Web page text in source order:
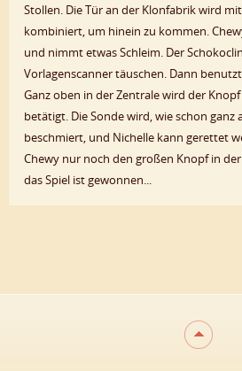
Stollen. Die Tür an der Klonfabrik wird
kombiniert, um hinein zu kommen.
und nimmt etwas Schleim. Der
Vorlagenscanner täuschen. Dann
Ganz oben in der Zentrale wird der
betätigt. Die Sonde wird, wie schon ganz
beschmiert, und Nichelle kann gerettet
Chewy nur noch den großen Knopf in
das Spiel ist gewonnen...